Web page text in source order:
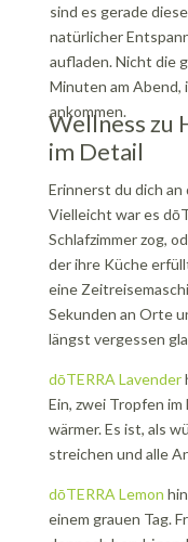
sind es gerade
natürlicher
aufladen. Nicht die
Minuten am Abend,
ankommen.
Wellness zu
im Detail
Erinnerst du dich
Vielleicht war es
Schlafzimmer zog,
der ihre Küche
eine
Sekunden an Orte
längst vergessen
dōTERRA Lavender
Ein, zwei Tropfen
wärmer. Es ist, als
streichen und alle
dōTERRA Lemon
einem grauen Tag.